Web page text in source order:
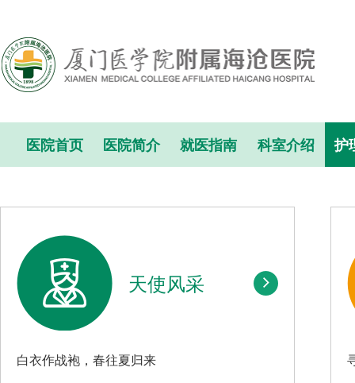
医院首页 医院简介 就医指南 科室介绍 护
天使风采
白衣作战袍，春往夏归来